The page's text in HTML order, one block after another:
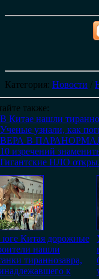
Категория: Новости /
также:
В Китае нашли
Ученые узнали, как
ВЕРА В
10 изречений
Гигантские НЛО
Китая дорожные
нашли
тираннозавра,
к